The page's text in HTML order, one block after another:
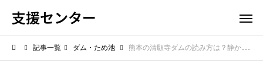
支援センター
記事一覧 ダム・ため池 熊本の清願寺ダムの読み方は？静かな湖畔と豊かな自然に囲まれた場所